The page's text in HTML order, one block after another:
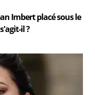
Imbert placé sous le
il ?